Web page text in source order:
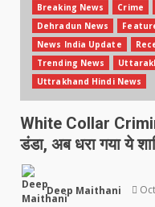
Breaking News Crime
Dehradun News
News India Update
Trending News
Uttrakhand Hindi News
White Collar
डंडा, अब धरा गया ये
Deep Maithani